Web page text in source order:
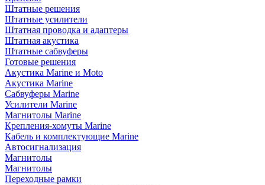
Штатные решения
Штатные усилители
Штатная проводка и адаптеры
Штатная акустика
Штатные сабвуферы
Готовые решения
Акустика Marine и Moto
Акустика Marine
Сабвуферы Marine
Усилители Marine
Магнитолы Marine
Крепления-хомуты Marine
Кабель и комплектующие Marine
Автосигнализация
Магнитолы
Магнитолы
Переходные рамки